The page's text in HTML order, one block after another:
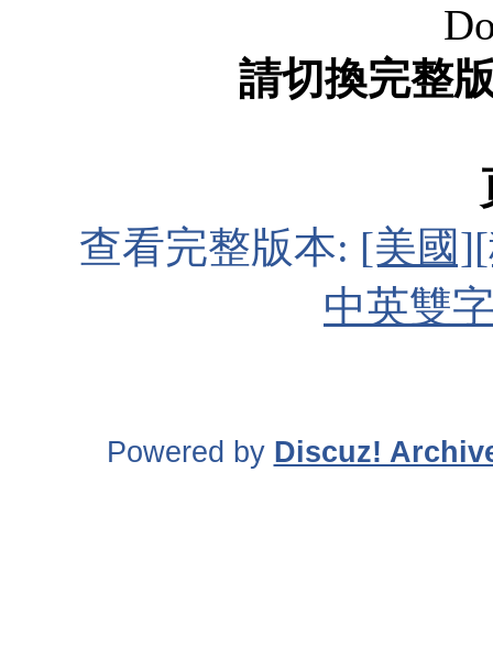
請切換完整
查看完整版本: [美國
中英雙
Powered by Discuz!